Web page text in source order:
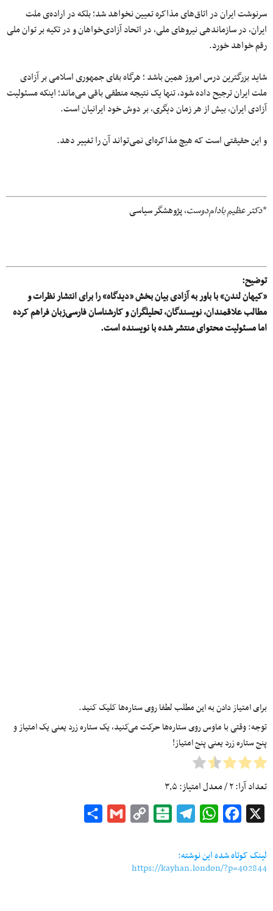
سرنوشت ایران در اتاق‌های مذاکره تعیین نخواهد شد؛ بلکه در اراده‌ی ملت
ایران، در سازماندهی نیروهای ملی، در اتحاد آزادی‌خواهان و در تکیه بر توان ملی
رقم خواهد خورد.
شاید بزرگترین درس امروز همین باشد ؛ هرگاه بقای جمهوری اسلامی بر آزادی
ملت ایران ترجیح داده شود، تنها یک نتیجه منطقی باقی می‌ماند؛ اینکه مسئولیت
آزادی ایران، بیش از هر زمان دیگری، بر دوش خود ایرانیان است.
و این حقیقتی است که هیچ مذاکره‌ای نمی‌تواند آن را تغییر دهد.
*دکتر عظیم بادام‌دوست، پژوهشگر سیاسی
توضیح:
«کیهان لندن» با باور به آزادی بیان بخش «دیدگاه» را برای انتشار نظرات و
مطالب علاقمندان، نویسندگان، تحلیلگران و کارشناسان فارسی‌زبان فراهم کرده
اما مسئولیت محتوای منتشر شده با نویسنده است.
برای امتیاز دادن به این مطلب لطفا روی ستاره‌ها کلیک کنید.
توجه: وقتی با ماوس روی ستاره‌ها حرکت می‌کنید، یک ستاره زرد یعنی یک امتیاز و
پنج ستاره زرد یعنی پنج امتیاز!
تعداد آرا:۲/ معدل امتیاز:۳٫۵
Facebook
WhatsApp
Telegram
Balatarin
Copy
Gmail
لینک کوتاه شده این نوشته:
https://kayhan.london/?p=402844